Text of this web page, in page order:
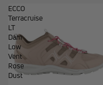
ECCO
Terracruise
LT
Dam
Low
Vent
Rose
Dust